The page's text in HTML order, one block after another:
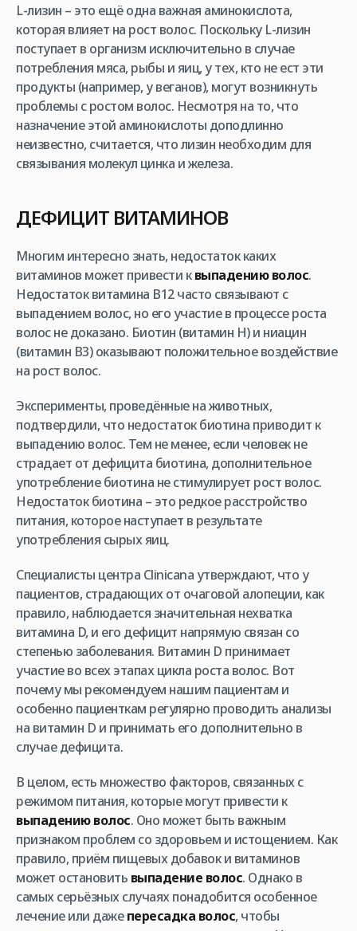
L-лизин – это ещё одна важная аминокислота,
которая влияет на рост волос. Поскольку L-лизин
поступает в организм исключительно в случае
потребления мяса, рыбы и яиц, у тех, кто не ест эти
продукты (например, у веганов), могут возникнуть
проблемы с ростом волос. Несмотря на то, что
назначение этой аминокислоты доподлинно
неизвестно, считается, что лизин необходим для
связывания молекул цинка и железа.
ДЕФИЦИТ ВИТАМИНОВ
Многим интересно знать, недостаток каких
витаминов может привести квыпадению волос.
Недостаток витамина В12 часто связывают с
выпадением волос, но его участие в процессе роста
волос не доказано. Биотин (витамин Н) и ниацин
(витамин В3) оказывают положительное воздействие
на рост волос.
Эксперименты, проведённые на животных,
подтвердили, что недостаток биотина приводит к
выпадению волос. Тем не менее, если человек не
страдает от дефицита биотина, дополнительное
употребление биотина не стимулирует рост волос.
Недостаток биотина – это редкое расстройство
питания, которое наступает в результате
употребления сырых яиц.
Специалисты центра Clinicana утверждают, что у
пациентов, страдающих от очаговой алопеции, как
правило, наблюдается значительная нехватка
витамина D, и его дефицит напрямую связан со
степенью заболевания. Витамин D принимает
участие во всех этапах цикла роста волос. Вот
почему мы рекомендуем нашим пациентам и
особенно пациенткам регулярно проводить анализы
на витамин D и принимать его дополнительно в
случае дефицита.
В целом, есть множество факторов, связанных с
режимом питания, которые могут привести к
выпадению волос. Оно может быть важным
признаком проблем со здоровьем и истощением. Как
правило, приём пищевых добавок и витаминов
может остановить выпадение волос. Однако в
самых серьёзных случаях понадобится особенное
лечение или дажепересадка волос, чтобы